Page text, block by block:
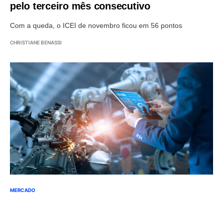
pelo terceiro mês consecutivo
Com a queda, o ICEI de novembro ficou em 56 pontos
CHRISTIANE BENASSI
MERCADO